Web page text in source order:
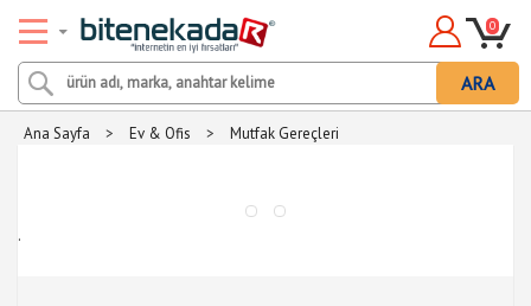
ARA
0
Ana Sayfa > Ev & Ofis > Mutfak Gereçleri
.